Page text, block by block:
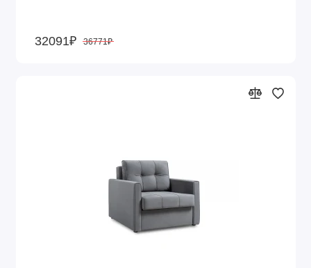
32091₽ 36771₽